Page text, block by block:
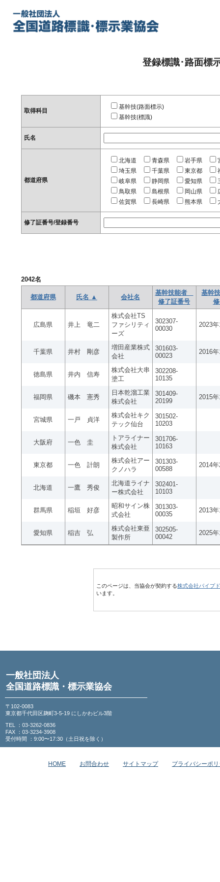
登録標識･路面標
取得科目
基幹技(路面標示)
基幹技(標識)
氏名
都道府県
北海道 青森県 岩手県
埼玉県
千葉県 東京都
岐阜県
静岡県 愛知県
鳥取県
島根県 岡山県
佐賀県
長崎県 熊本県
修了証番号/登録番号
2042名
都道府県 氏名 ▲ 会社名
基幹技能者
修了証番号
基幹
広島県 井上 竜二
株式会社TS
ファシリティ
ーズ
302307-
00030
2023
千葉県 井村 剛彦
増田産業株式
会社
301603-
00023
2016
徳島県 井内 信寿
株式会社大串
塗工
302208-
10135
福岡県 磯本 憲秀
日本乾溜工業
株式会社
301409-
20199
2015
宮城県 一戸 貞洋
株式会社キク
テック仙台
301502-
10203
大阪府 一色 圭
トアライナー
株式会社
301706-
10163
東京都 一色 計朗
株式会社アー
クノハラ
301303-
00588
2014
北海道 一鷹 秀俊
北海道ライナ
ー株式会社
302401-
10103
群馬県 稲垣 好彦
昭和サイン株
式会社
301303-
00035
2013
愛知県 稲吉 弘
株式会社東亜
製作所
302505-
00042
2025
このページは、当協会が契約する株式会社パイプ
います。
一般社団法人
全国道路標識・標示業協会
〒102-0083
東京都千代田区麹町3-5-19 にしかわビル3階
TEL ：03-3262-0836
FAX ：03-3234-3908
受付時間 ：9:00〜17:30（土日祝を除く）
HOME お問合わせ サイトマップ プライバシーポ